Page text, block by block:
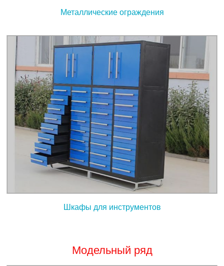
Металлические ограждения
Шкафы для инструментов
Модельный ряд